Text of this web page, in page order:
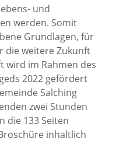
und
werden. Somit
Grundlagen, für
die weitere Zukunft
wird im Rahmen des
2022 gefördert
Salching
zwei Stunden
die 133 Seiten
inhaltlich